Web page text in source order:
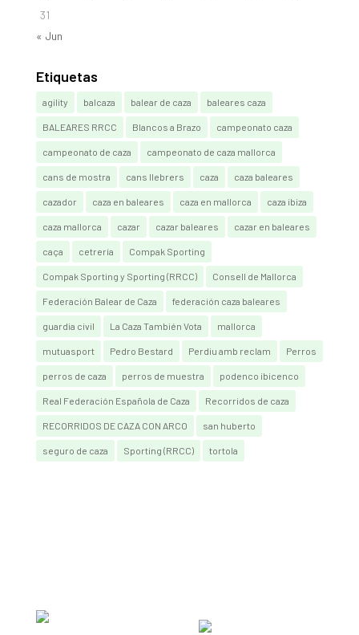
31
« Jun
Etiquetas
agility balcaza balear de caza baleares caza
BALEARES RRCC Blancos a Brazo campeonato caza
campeonato de caza campeonato de caza mallorca
cans de mostra cans llebrers caza caza baleares
cazador caza en baleares caza en mallorca caza ibiza
caza mallorca cazar cazar baleares cazar en baleares
caça cetrería Compak Sporting
Compak Sporting y Sporting (RRCC) Consell de Mallorca
Federación Balear de Caza federación caza baleares
guardia civil La Caza También Vota mallorca
mutuasport Pedro Bestard Perdiu amb reclam Perros
perros de caza perros de muestra podenco ibicenco
Real Federación Española de Caza Recorridos de caza
RECORRIDOS DE CAZA CON ARCO san huberto
seguro de caza Sporting (RRCC) tortola